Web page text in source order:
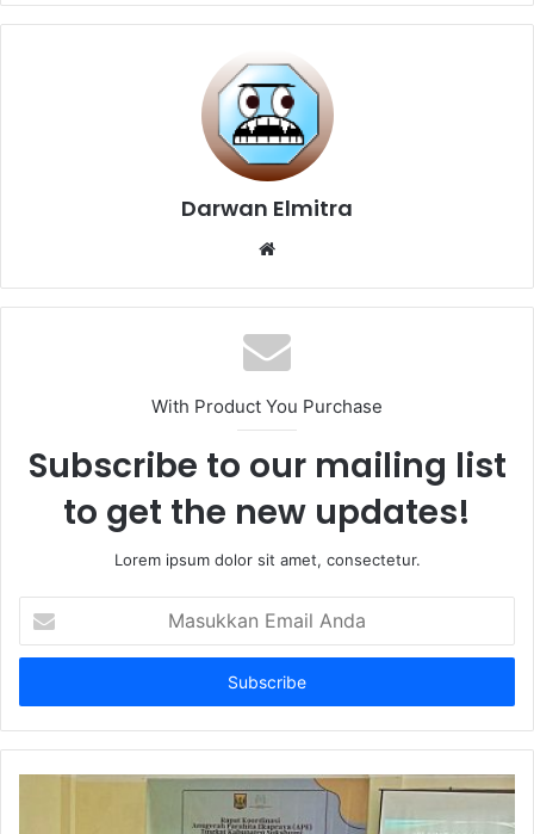
Darwan Elmitra
Website
With Product You Purchase
Subscribe to our mailing list
to get the new updates!
Lorem ipsum dolor sit amet, consectetur.
Email
Anda